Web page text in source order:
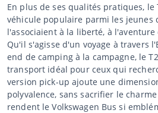
En plus de ses qualités pratiques, le
véhicule populaire parmi les jeunes
l'associaient à la liberté, à
Qu'il s'agisse d'un voyage à travers
end de camping à la campagne, le
transport idéal pour ceux qui
version pick-up ajoute une
polyvalence, sans sacrifier le
rendent le Volkswagen Bus si